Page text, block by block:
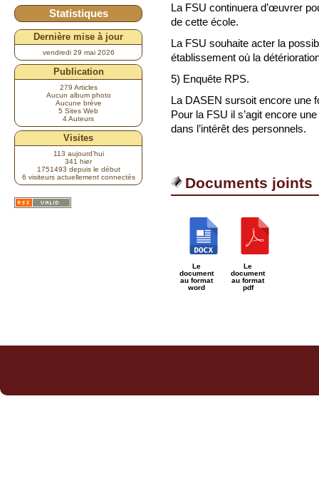
La FSU continuera d’œuvrer
de cette école.
La FSU souhaite acter la
établissement où la
5) Enquête RPS.
La DASEN sursoit encore une
Pour la FSU il s’agit encore
dans l’intérêt des personnels.
Documents joints
Le
document
au format
word
Le
document
au format
pdf
Statistiques
Dernière mise à jour
vendredi 29 mai 2026
Publication
279 Articles
Aucun album photo
Aucune brève
5 Sites Web
4 Auteurs
Visites
113 aujourd’hui
341 hier
1751493 depuis le début
6 visiteurs actuellement connectés